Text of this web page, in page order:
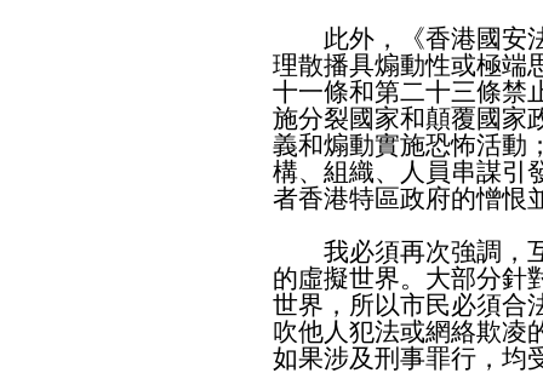
此外，《香港國安法
理散播具煽動性或極端
十一條和第二十三條禁
施分裂國家和顛覆國家
義和煽動實施恐怖活動
構、組織、人員串謀引
者香港特區政府的憎恨
我必須再次強調，互
的虛擬世界。大部分針
世界，所以市民必須合
吹他人犯法或網絡欺凌
如果涉及刑事罪行，均